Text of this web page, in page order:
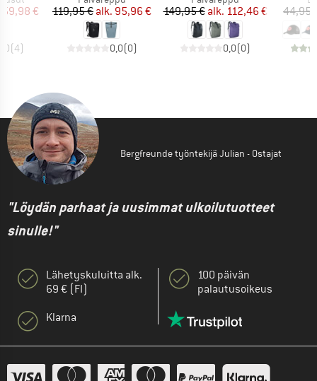
hinta
59,98 €
(4)
Hinta
119,95 € Alennettu hinta
alk. 95,96 €
0,0(0)
Hinta
149,95 € Alennettu hinta
alk. 112,46 €
0,0(0)
44,95
Bergfreunde työntekijä Julian - Ostajat
"Löydän parhaat ja uusimmat ulkoilutuotteet
sinulle!"
Lähetyskuluitta alk.
69 € (FI)
Klarna
100 päivän
palautusoikeus